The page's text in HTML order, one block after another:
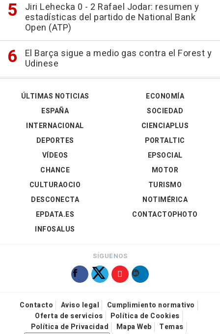
Jiri Lehecka 0 - 2 Rafael Jodar: resumen y
estadísticas del partido de National Bank
Open (ATP)
El Barça sigue a medio gas contra el Forest y
Udinese
ÚLTIMAS NOTICIAS
ESPAÑA
INTERNACIONAL
DEPORTES
VÍDEOS
ECONOMÍA
SOCIEDAD
CIENCIAPLUS
PORTALTIC
EPSOCIAL
CHANCE
CULTURAOCIO
DESCONECTA
EPDATA.ES
INFOSALUS
MOTOR
TURISMO
NOTIMÉRICA
CONTACTOPHOTO
SÍGUENOS
Contacto Aviso legal
Cumplimiento normativo
Oferta de servicios
Política de Cookies
Política de Privacidad
Mapa Web
Temas